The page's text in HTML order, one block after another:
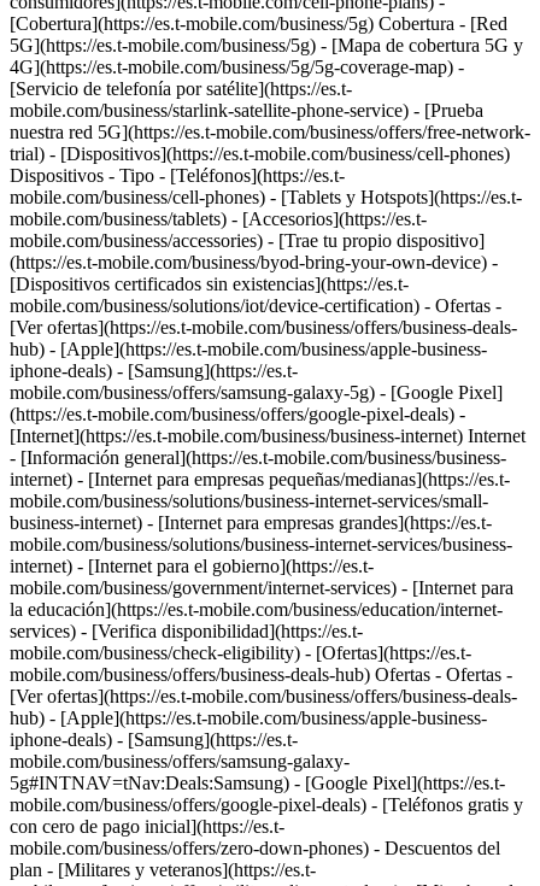
[Cobertura](https://es.t-mobile.com/business/5g) Cobertura - [Red
5G](https://es.t-mobile.com/business/5g) - [Mapa de cobertura 5G y
4G](https://es.t-mobile.com/business/5g/5g-coverage-map) -
[Servicio de telefonía por satélite](https://es.t-
mobile.com/business/starlink-satellite-phone-service) - [Prueba
nuestra red 5G](https://es.t-mobile.com/business/offers/free-network-
trial) - [Dispositivos](https://es.t-mobile.com/business/cell-phones)
Dispositivos - Tipo - [Teléfonos](https://es.t-
mobile.com/business/cell-phones) - [Tablets y Hotspots](https://es.t-
mobile.com/business/tablets) - [Accesorios](https://es.t-
mobile.com/business/accessories) - [Trae tu propio dispositivo]
(https://es.t-mobile.com/business/byod-bring-your-own-device) -
[Dispositivos certificados sin existencias](https://es.t-
mobile.com/business/solutions/iot/device-certification) - Ofertas -
[Ver ofertas](https://es.t-mobile.com/business/offers/business-deals-
hub) - [Apple](https://es.t-mobile.com/business/apple-business-
iphone-deals) - [Samsung](https://es.t-
mobile.com/business/offers/samsung-galaxy-5g) - [Google Pixel]
(https://es.t-mobile.com/business/offers/google-pixel-deals) -
[Internet](https://es.t-mobile.com/business/business-internet) Internet
- [Información general](https://es.t-mobile.com/business/business-
internet) - [Internet para empresas pequeñas/medianas](https://es.t-
mobile.com/business/solutions/business-internet-services/small-
business-internet) - [Internet para empresas grandes](https://es.t-
mobile.com/business/solutions/business-internet-services/business-
internet) - [Internet para el gobierno](https://es.t-
mobile.com/business/government/internet-services) - [Internet para
la educación](https://es.t-mobile.com/business/education/internet-
services) - [Verifica disponibilidad](https://es.t-
mobile.com/business/check-eligibility) - [Ofertas](https://es.t-
mobile.com/business/offers/business-deals-hub) Ofertas - Ofertas -
[Ver ofertas](https://es.t-mobile.com/business/offers/business-deals-
hub) - [Apple](https://es.t-mobile.com/business/apple-business-
iphone-deals) - [Samsung](https://es.t-
mobile.com/business/offers/samsung-galaxy-
5g#INTNAV=tNav:Deals:Samsung) - [Google Pixel](https://es.t-
mobile.com/business/offers/google-pixel-deals) - [Teléfonos gratis y
con cero de pago inicial](https://es.t-
mobile.com/business/offers/zero-down-phones) - Descuentos del
plan - [Militares y veteranos](https://es.t-